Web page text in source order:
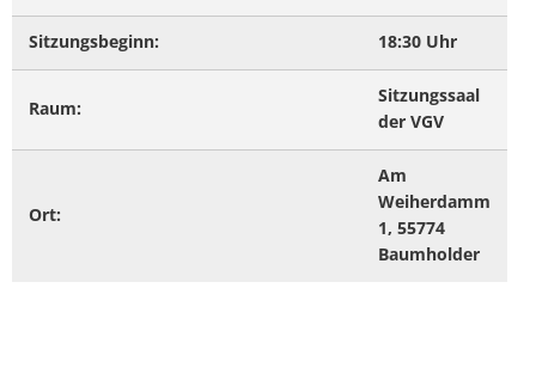
Sitzungsbeginn: 18:30 Uhr
Raum:
Sitzungssaal
der VGV
Ort:
Am
Weiherdamm
1, 55774
Baumholder